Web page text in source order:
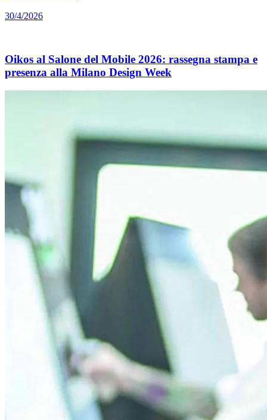
30/4/2026
Oikos al Salone del Mobile 2026: rassegna stampa e
presenza alla Milano Design Week